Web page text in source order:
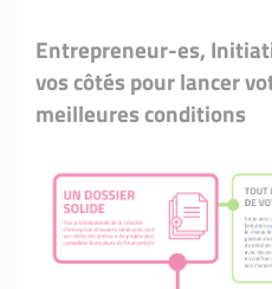
Entrepreneur-es,
vos côtés pour lancer
meilleures conditions